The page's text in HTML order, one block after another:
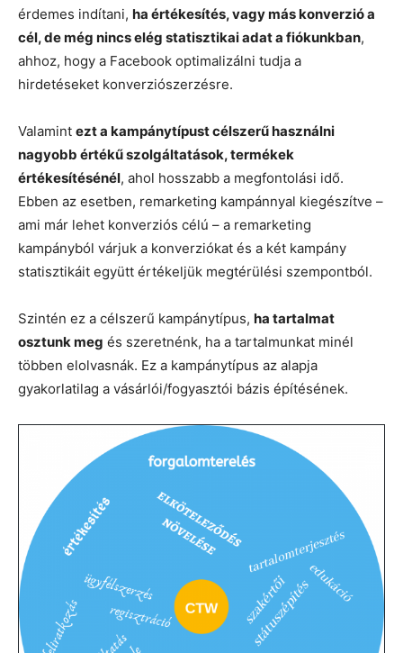
érdemes indítani, ha értékesítés, vagy más konverzió a
cél, de még nincs elég statisztikai adat a fiókunkban,
ahhoz, hogy a Facebook optimalizálni tudja a
hirdetéseket konverziószerzésre.
Valamint ezt a kampánytípust célszerű használni
nagyobb értékű szolgáltatások, termékek
értékesítésénél, ahol hosszabb a megfontolási idő.
Ebben az esetben, remarketing kampánnyal kiegészítve –
ami már lehet konverziós célú – a remarketing
kampányból várjuk a konverziókat és a két kampány
statisztikáit együtt értékeljük megtérülési szempontból.
Szintén ez a célszerű kampánytípus, ha tartalmat
osztunk meg és szeretnénk, ha a tartalmunkat minél
többen elolvasnák. Ez a kampánytípus az alapja
gyakorlatilag a vásárlói/fogyasztói bázis építésének.